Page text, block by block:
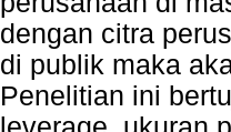
dengan citra
di publik maka
Penelitian ini